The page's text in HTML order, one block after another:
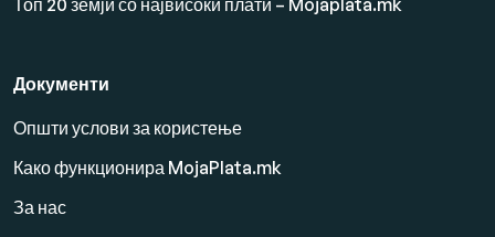
Топ 20 земји со највисоки плати – Mojaplata.mk
Документи
Општи услови за користење
Како функционира MojaPlata.mk
За нас